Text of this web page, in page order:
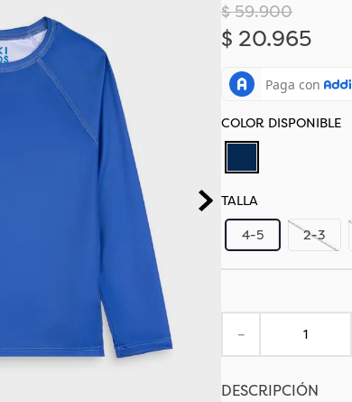
$ 59.900
$ 20.965
TALLA
2-3
4-5
－
DESCRIPCIÓN